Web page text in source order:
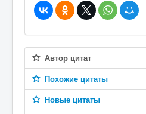
Автор цитат
Похожие цитаты
Новые цитаты